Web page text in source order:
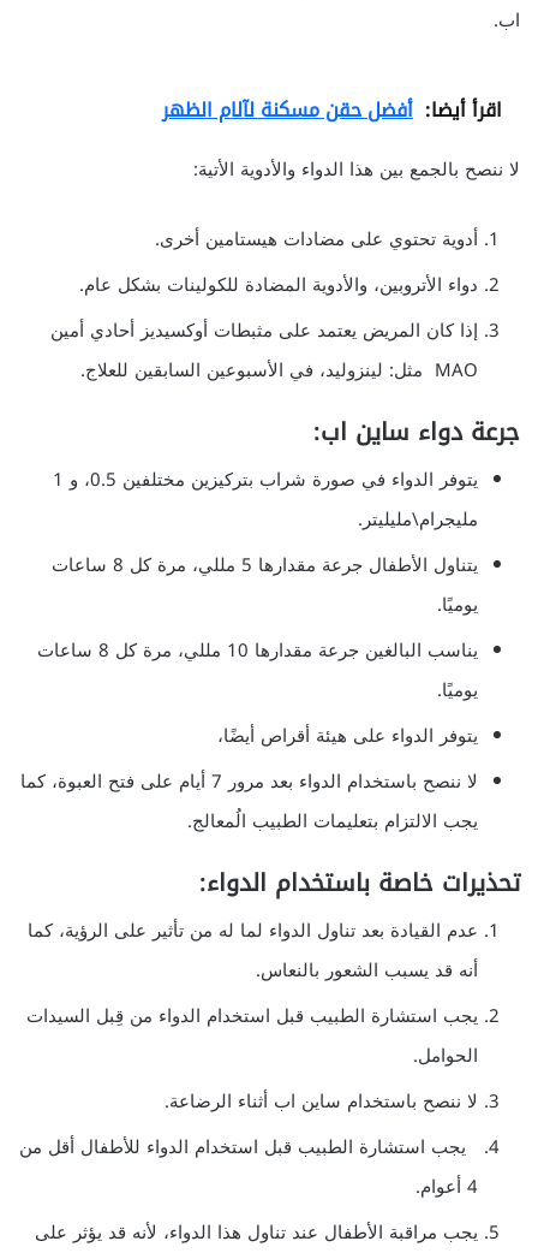
اب.
اقرأ أيضا: أفضل حقن مسكنة لآلام الظهر
لا ننصح بالجمع بين هذا الدواء والأدوية الأتية:
أدوية تحتوي على مضادات هيستامين أخرى.
دواء الأتروبين، والأدوية المضادة للكولينات بشكل عام.
إذا كان المريض يعتمد على مثبطات أوكسيديز أحادي أمين
MAO مثل: لينزوليد، في الأسبوعين السابقين للعلاج.
جرعة دواء ساين اب:
يتوفر الدواء في صورة شراب بتركيزين مختلفين 0.5، و 1
مليجرام\مليليتر.
يتناول الأطفال جرعة مقدارها 5 مللي، مرة كل 8 ساعات
يوميًا.
يناسب البالغين جرعة مقدارها 10 مللي، مرة كل 8 ساعات
يوميًا.
يتوفر الدواء على هيئة أقراص أيضًا،
لا ننصح باستخدام الدواء بعد مرور 7 أيام على فتح العبوة، كما
يجب الالتزام بتعليمات الطبيب الُمعالج.
تحذيرات خاصة باستخدام الدواء:
عدم القيادة بعد تناول الدواء لما له من تأثير على الرؤية، كما
أنه قد يسبب الشعور بالنعاس.
يجب استشارة الطبيب قبل استخدام الدواء من قِبل السيدات
الحوامل.
لا ننصح باستخدام ساين اب أثناء الرضاعة.
يجب استشارة الطبيب قبل استخدام الدواء للأطفال أقل من
4 أعوام.
يجب مراقبة الأطفال عند تناول هذا الدواء، لأنه قد يؤثر على